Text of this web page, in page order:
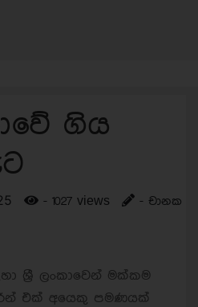
ගිය
- 1027 views
- චානක
ශ්‍රී ලංකාවෙන් මක්කම
එක් අයෙකු පමණයක්